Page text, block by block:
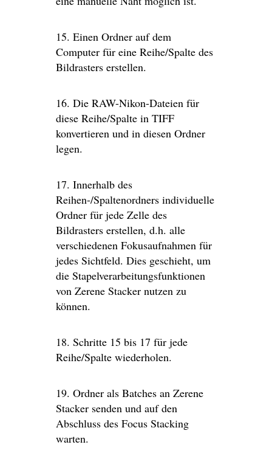
15. Einen Ordner auf dem
Computer für eine Reihe/Spalte des
Bildrasters erstellen.
16. Die RAW-Nikon-Dateien für
diese Reihe/Spalte in TIFF
konvertieren und in diesen Ordner
legen.
17. Innerhalb des
Reihen-/Spaltenordners individuelle
Ordner für jede Zelle des
Bildrasters erstellen, d.h. alle
verschiedenen Fokusaufnahmen für
jedes Sichtfeld. Dies geschieht, um
die Stapelverarbeitungsfunktionen
von Zerene Stacker nutzen zu
können.
18. Schritte 15 bis 17 für jede
Reihe/Spalte wiederholen.
19. Ordner als Batches an Zerene
Stacker senden und auf den
Abschluss des Focus Stacking
warten.